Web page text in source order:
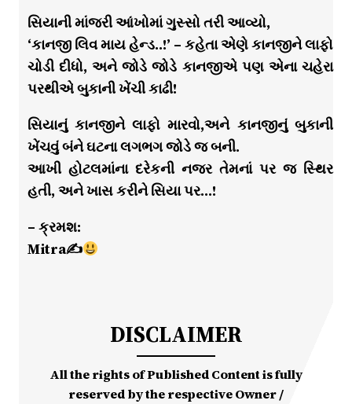
સિયાની માંજરી આંખોમાં ગુસ્સો તરી આવ્યો,
‘કાનજી લિવ માય હેન્ડ..!’ – કહેતા એણે કાનજીને લાફો
ચોડી દીધો, અને જોડે જોડે કાનજીએ પણ એના ચહેરા
પરથીએ બુકાની ખેંચી કાઢી!
સિયાનું કાનજીને લાફો મારવો,અને કાનજીનું બુકાની
ખેંચવું બંને ઘટના લગભગ જોડે જ બની.
આખી હોટલમાંના દરેકની નજર તેમનાં પર જ સ્થિર
હતી, અને ખાસ કરીને સિયા પર…!
– ક્રમશ:
Mitra✍
DISCLAIMER
All the rights of Published Content is fully
reserved by the respective Owner /